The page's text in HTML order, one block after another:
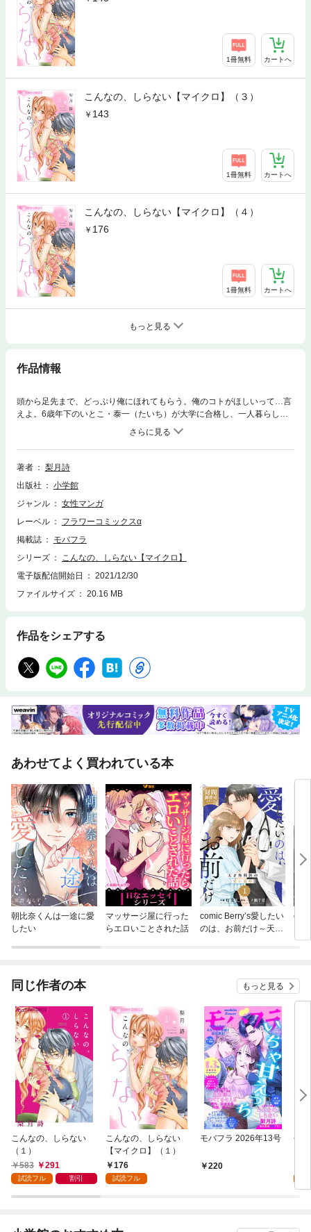
1冊無料 カートへ
こんなの、しらない【マイクロ】（３）
143
1冊無料 カートへ
こんなの、しらない【マイクロ】（４）
176
1冊無料 カートへ
もっと見る
作品情報
頭から足先まで、どっぷり俺にほれてもらう。俺のコトがほしいって…言
えよ。6歳年下のいとこ・泰一（たいち）が大学に合格し、一人暮らしの
部屋が決まるまで、しばらく彼を家で預かることになったOLの芹夏（せり
か）。見た目が女の子みたいにキレイでかわいくて天使みたいな泰一だけ
ど、しばらく会わない間に中身はドS悪魔に成長！突然抱きしめられてキ
スされて―――すっかり男の顔になった泰一に、自制心が崩壊寸前の芹夏
著者
梨月詩
出版社
小学館
ジャンル
女性マンガ
レーベル
フラワーコミックスα
掲載誌
モバフラ
シリーズ
こんなの、しらない【マイクロ】
電子版配信開始日
2021/12/30
ファイルサイズ
20.16 MB
作品をシェアする
あわせてよく買われている本
朝比奈くんは一途に愛
したい
マッサージ屋に行った
らエロいことされた話
comic Berry’s愛したい
のは、お前だけ～天才
同じ作者の本 もっと見る
こんなの、しらない
（１）
583
291
試読フル 割引
こんなの、しらない
【マイクロ】（１）
176
試読フル
モバフラ 2026年13号
220
会